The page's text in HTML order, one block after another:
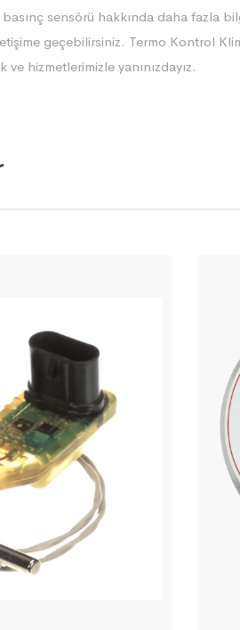
sensörü hakkında daha fazla
geçebilirsiniz. Termo Kontrol
hizmetlerimizle yanınızdayız.